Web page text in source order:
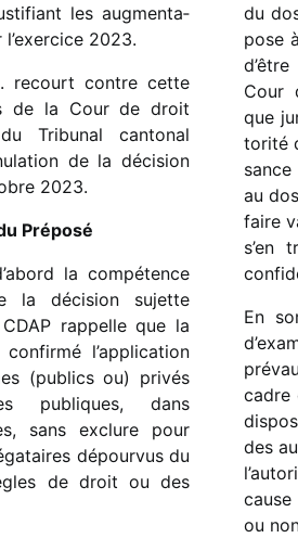
les augmen­ta­
2023.
recourt contre cette
de la Cour de droit
Tribunal canto­nal
de la déci­sion
2023.
Préposé
la compé­tence
la déci­sion sujette
rappelle que la
l’application
(publics ou) privés
publiques, dans
sans exclure pour
dépour­vus du
de droit ou des
du
pose
Cour
que
to­rité
au
faire
s’en
En
cadre
des
ou